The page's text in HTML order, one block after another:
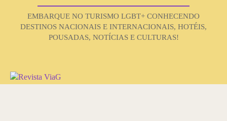
EMBARQUE NO TURISMO LGBT+ CONHECENDO
DESTINOS NACIONAIS E INTERNACIONAIS, HOTÉIS,
POUSADAS, NOTÍCIAS E CULTURAS!